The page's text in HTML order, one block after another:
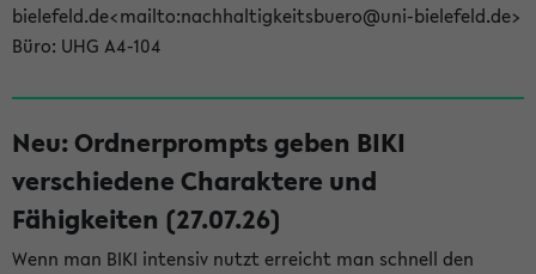
bielefeld.de<mailto:nachhaltigkeitsbuero@uni-bielefeld.de>
Büro: UHG A4-104
Neu: Ordnerprompts geben BIKI
verschiedene Charaktere und
Fähigkeiten (27.07.26)
Wenn man BIKI intensiv nutzt erreicht man schnell den